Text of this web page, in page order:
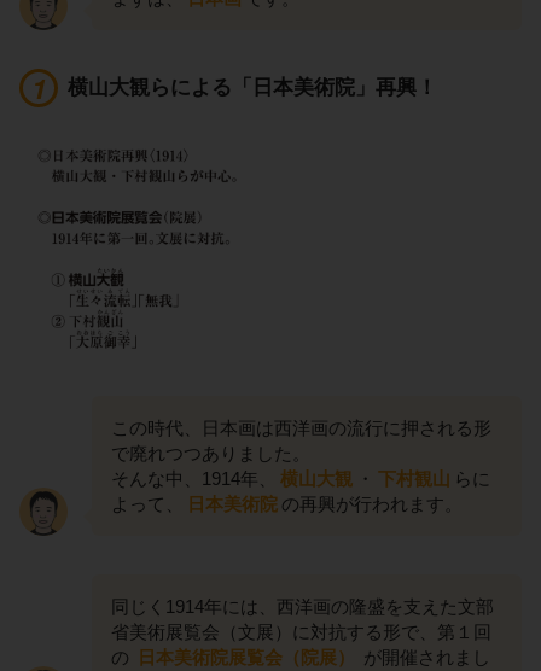
横山大観らによる「日本美術院」再興！
この時代、日本画は西洋画の流行に押される形
で廃れつつありました。
そんな中、1914年、
横山大観 ・ 下村観山 らに
よって、
日本美術院 の再興が行われます。
同じく1914年には、西洋画の隆盛を支えた文部
省美術展覧会（文展）に対抗する形で、第１回
の
日本美術院展覧会（院展）
が開催されまし